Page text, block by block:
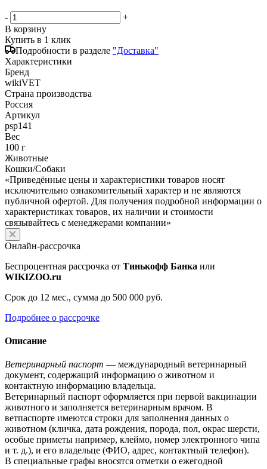
-
+
В корзину
Купить в 1 клик
Подробности в разделе "Доставка"
Характеристики
Бренд
wikiVET
Страна производства
Россия
Артикул
psp141
Вес
100 г
Животные
Кошки/Собаки
«Приведённые цены и характеристики товаров носят
исключительно ознакомительный характер и не являются
публичной офертой. Для получения подробной информации о
характеристиках товаров, их наличии и стоимости
связывайтесь с менеджерами компании»
Онлайн-рассрочка
Беспроцентная рассрочка от Тинькофф Банка или
WIKIZOO.ru
Срок до 12 мес., сумма до 500 000 руб.
Подробнее о рассрочке
Описание
Ветеринарный паспорт — международный ветеринарный
документ, содержащий информацию о животном и
контактную информацию владельца.
Ветеринарный паспорт оформляется при первой вакцинации
животного и заполняется ветеринарным врачом. В
ветпаспорте имеются строки для заполнения данных о
животном (кличка, дата рождения, порода, пол, окрас шерсти,
особые приметы например, клеймо, номер электронного чипа
и т. д.), и его владельце (ФИО, адрес, контактный телефон).
В специальные графы вносятся отметки о ежегодной